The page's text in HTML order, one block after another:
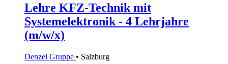
Lehre KFZ-Technik mit
Systemelektronik - 4 Lehrjahre
(m/w/x)
Denzel Gruppe • Salzburg